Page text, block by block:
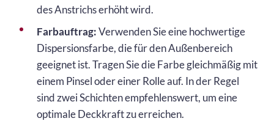
des Anstrichs erhöht wird.
Farbauftrag:Verwenden Sie eine hochwertige
Dispersionsfarbe, die für den Außenbereich
geeignet ist. Tragen Sie die Farbe gleichmäßig mit
einem Pinsel oder einer Rolle auf. In der Regel
sind zwei Schichten empfehlenswert, um eine
optimale Deckkraft zu erreichen.